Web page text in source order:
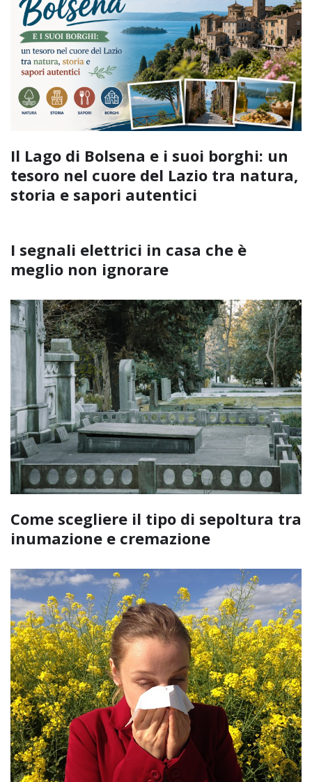
Il Lago di Bolsena e i suoi borghi: un
tesoro nel cuore del Lazio tra natura,
storia e sapori autentici
I segnali elettrici in casa che è
meglio non ignorare
Come scegliere il tipo di sepoltura tra
inumazione e cremazione